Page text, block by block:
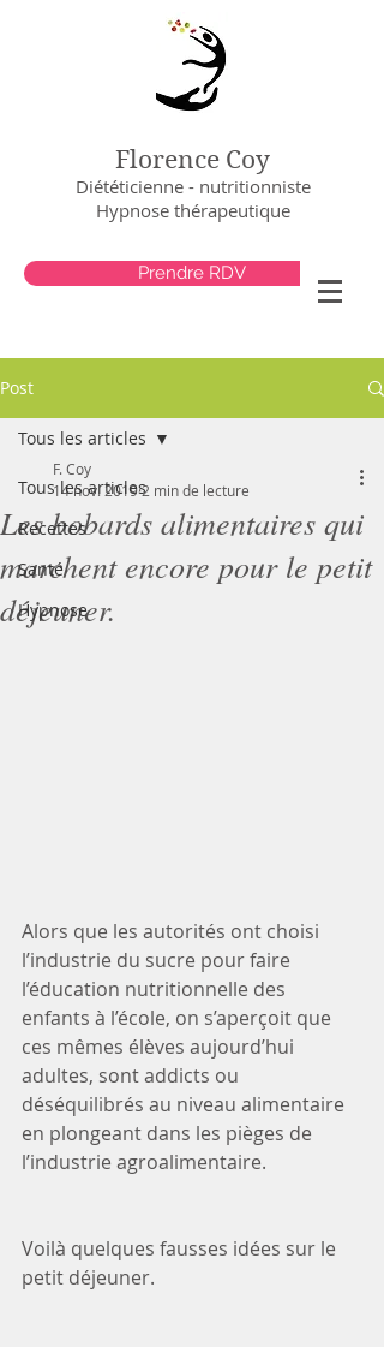
Florence Coy
Diététicienne - nutritionniste
Hypnose thérapeutique
Prendre RDV
Post
Tous les articles
Recettes
Santé
Hypnose
Tous les articles
Les bobards alimentaires qui
marchent encore pour le petit
déjeuner.
F. Coy
14 nov. 20192 min de lecture
Alors que les autorités ont choisi
l’industrie du sucre pour faire
l’éducation nutritionnelle des
enfants à l’école, on s’aperçoit que
ces mêmes élèves aujourd’hui
adultes, sont addicts ou
déséquilibrés au niveau alimentaire
en plongeant dans les pièges de
l’industrie agroalimentaire.
Voilà quelques fausses idées sur le
petit déjeuner.